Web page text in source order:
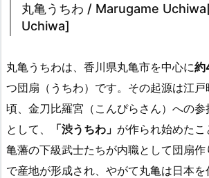
丸亀うちわ / Marugame
Uchiwa]
丸亀うちわは、香川県丸亀市を中心に
つ団扇（うちわ）です。その起源は江
頃、金刀比羅宮（こんぴらさん）への
として、
「渋うちわ」 が作られ始めた
亀藩の下級武士たちが内職として団扇作
で産地が形成され、やがて丸亀は日本